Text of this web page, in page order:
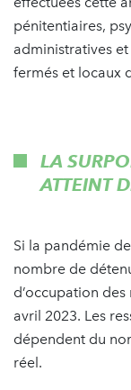
pénitentiaires,
administratives
fermés et locaux
LA
ATTEINT
Si la pandémie
nombre de
d’occupation des
avril 2023. Les
dépendent du
réel.